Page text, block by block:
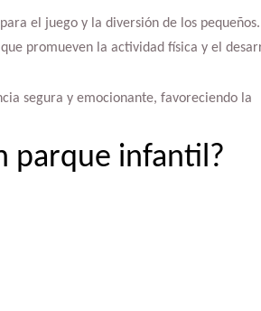
el juego y la diversión de los
promueven la actividad física y el
segura y emocionante, favoreciendo la
parque infantil?